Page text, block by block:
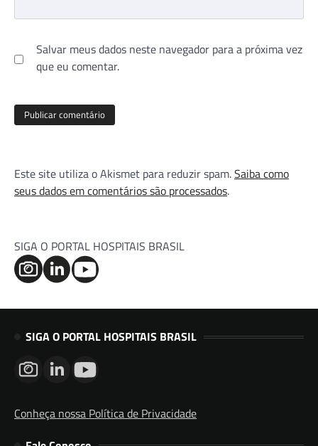
Salvar meus dados neste navegador para a próxima vez
que eu comentar.
Este site utiliza o Akismet para reduzir spam.Saiba como
seus dados em comentários são processados.
SIGA O PORTAL HOSPITAIS BRASIL
SIGA O PORTAL HOSPITAIS BRASIL
Conheça nossa Política de Privacidade